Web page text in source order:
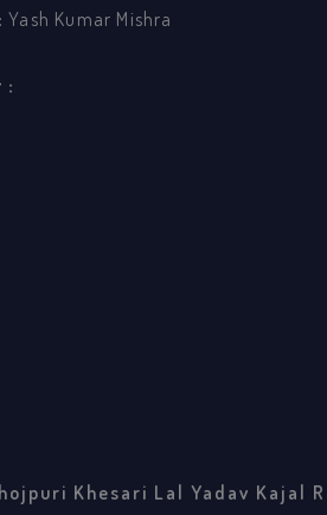
Yash Kumar Mishra
:
Khesari Lal Yadav Kajal